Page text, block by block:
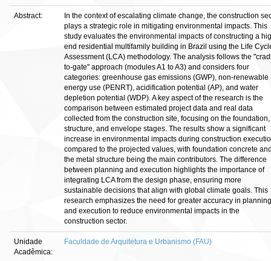
Abstract:
In the context of escalating climate change, the construction
plays a strategic role in mitigating environmental impacts. This
study evaluates the environmental impacts of constructing a
end residential multifamily building in Brazil using the Life
Assessment (LCA) methodology. The analysis follows the
to-gate" approach (modules A1 to A3) and considers four
categories: greenhouse gas emissions (GWP), non-renewable
energy use (PENRT), acidification potential (AP), and water
depletion potential (WDP). A key aspect of the research is the
comparison between estimated project data and real data
collected from the construction site, focusing on the foundation,
structure, and envelope stages. The results show a significant
increase in environmental impacts during construction
compared to the projected values, with foundation concrete
the metal structure being the main contributors. The difference
between planning and execution highlights the importance of
integrating LCA from the design phase, ensuring more
sustainable decisions that align with global climate goals. This
research emphasizes the need for greater accuracy in planning
and execution to reduce environmental impacts in the
construction sector.
Unidade
Acadêmica:
Faculdade de Arquitetura e Urbanismo (FAU)